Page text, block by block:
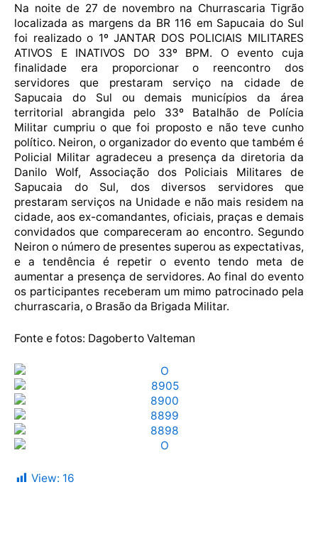
Na noite de 27 de novembro na Churrascaria Tigrão
localizada as margens da BR 116 em Sapucaia do Sul
foi realizado o 1º JANTAR DOS POLICIAIS MILITARES
ATIVOS E INATIVOS DO 33º BPM. O evento cuja
finalidade era proporcionar o reencontro dos
servidores que prestaram serviço na cidade de
Sapucaia do Sul ou demais municípios da área
territorial abrangida pelo 33º Batalhão de Polícia
Militar cumpriu o que foi proposto e não teve cunho
político. Neiron, o organizador do evento que também é
Policial Militar agradeceu a presença da diretoria da
Danilo Wolf, Associação dos Policiais Militares de
Sapucaia do Sul, dos diversos servidores que
prestaram serviços na Unidade e não mais residem na
cidade, aos ex-comandantes, oficiais, praças e demais
convidados que compareceram ao encontro. Segundo
Neiron o número de presentes superou as expectativas,
e a tendência é repetir o evento tendo meta de
aumentar a presença de servidores. Ao final do evento
os participantes receberam um mimo patrocinado pela
churrascaria, o Brasão da Brigada Militar.
Fonte e fotos: Dagoberto Valteman
View: 16